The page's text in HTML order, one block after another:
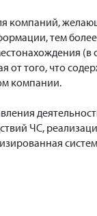
компаний,
тем
того, что
компании.
ЧС,